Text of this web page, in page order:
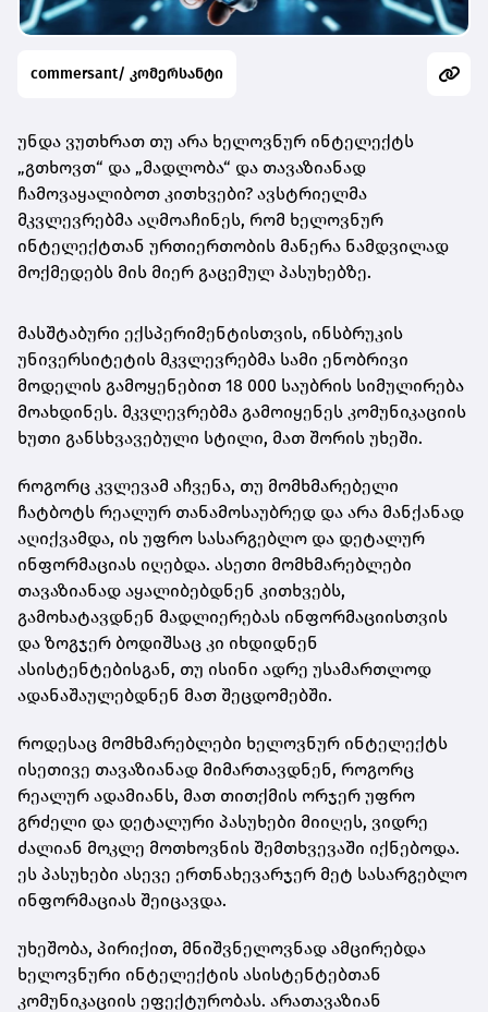
commersant/ კომერსანტი
უნდა ვუთხრათ თუ არა ხელოვნურ ინტელექტს
„გთხოვთ“ და „მადლობა“ და თავაზიანად
ჩამოვაყალიბოთ კითხვები? ავსტრიელმა
მკვლევრებმა აღმოაჩინეს, რომ ხელოვნურ
ინტელექტთან ურთიერთობის მანერა ნამდვილად
მოქმედებს მის მიერ გაცემულ პასუხებზე.
მასშტაბური ექსპერიმენტისთვის, ინსბრუკის
უნივერსიტეტის მკვლევრებმა სამი ენობრივი
მოდელის გამოყენებით 18 000 საუბრის სიმულირება
მოახდინეს. მკვლევრებმა გამოიყენეს კომუნიკაციის
ხუთი განსხვავებული სტილი, მათ შორის უხეში.
როგორც კვლევამ აჩვენა, თუ მომხმარებელი
ჩატბოტს რეალურ თანამოსაუბრედ და არა მანქანად
აღიქვამდა, ის უფრო სასარგებლო და დეტალურ
ინფორმაციას იღებდა. ასეთი მომხმარებლები
თავაზიანად აყალიბებდნენ კითხვებს,
გამოხატავდნენ მადლიერებას ინფორმაციისთვის
და ზოგჯერ ბოდიშსაც კი იხდიდნენ
ასისტენტებისგან, თუ ისინი ადრე უსამართლოდ
ადანაშაულებდნენ მათ შეცდომებში.
როდესაც მომხმარებლები ხელოვნურ ინტელექტს
ისეთივე თავაზიანად მიმართავდნენ, როგორც
რეალურ ადამიანს, მათ თითქმის ორჯერ უფრო
გრძელი და დეტალური პასუხები მიიღეს, ვიდრე
ძალიან მოკლე მოთხოვნის შემთხვევაში იქნებოდა.
ეს პასუხები ასევე ერთნახევარჯერ მეტ სასარგებლო
ინფორმაციას შეიცავდა.
უხეშობა, პირიქით, მნიშვნელოვნად ამცირებდა
ხელოვნური ინტელექტის ასისტენტებთან
კომუნიკაციის ეფექტურობას. არათავაზიან